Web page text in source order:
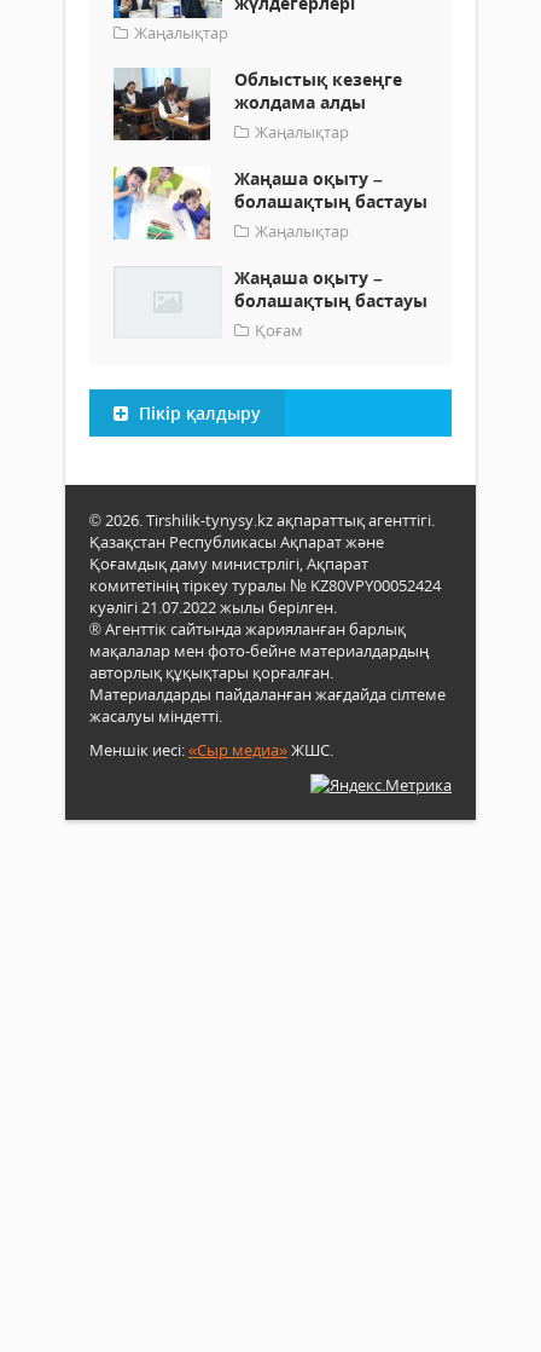
Жаңалықтар
Облыстық кезеңге
жолдама алды
Жаңалықтар
Жаңаша оқыту –
болашақтың бастауы
Жаңалықтар
Жаңаша оқыту –
болашақтың бастауы
Қоғам
Пікір қалдыру
© 2026. Tirshilik-tynysy.kz ақпараттық агенттігі.
Қазақстан Республикасы Ақпарат және
Қоғамдық даму министрлігі, Ақпарат
комитетінің тіркеу туралы № KZ80VPY00052424
куәлігі 21.07.2022 жылы берілген.
® Агенттік сайтында жарияланған барлық
мақалалар мен фото-бейне материалдардың
авторлық құқықтары қорғалған.
Материалдарды пайдаланған жағдайда сілтеме
жасалуы міндетті.
Меншік иесі:«Сыр медиа»ЖШС.